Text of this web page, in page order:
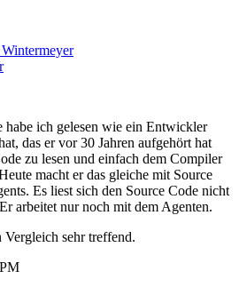
habe ich gelesen wie ein Entwickler
das er vor 30 Jahren aufgehört hat
zu lesen und einfach dem Compiler
macht er das gleiche mit Source
Es liest sich den Source Code nicht
arbeitet nur noch mit dem Agenten.
Vergleich sehr treffend.